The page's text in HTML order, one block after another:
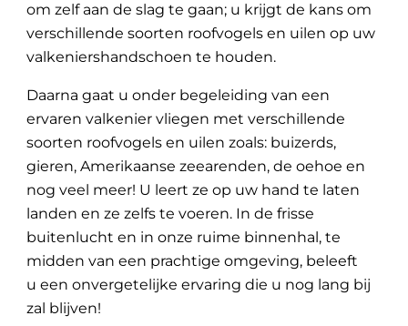
om zelf aan de slag te gaan; u krijgt de kans om
verschillende soorten roofvogels en uilen op uw
valkeniershandschoen te houden.
Daarna gaat u onder begeleiding van een
ervaren valkenier vliegen met verschillende
soorten roofvogels en uilen zoals: buizerds,
gieren, Amerikaanse zeearenden, de oehoe en
nog veel meer! U leert ze op uw hand te laten
landen en ze zelfs te voeren. In de frisse
buitenlucht en in onze ruime binnenhal, te
midden van een prachtige omgeving, beleeft
u een onvergetelijke ervaring die u nog lang bij
zal blijven!